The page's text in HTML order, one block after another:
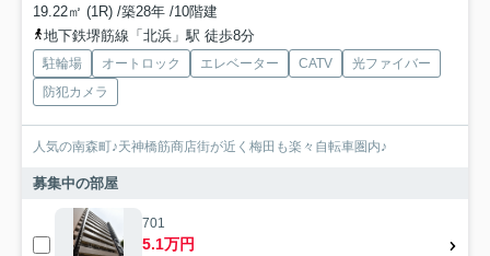
19.22㎡ (1R) /築28年 /10階建
地下鉄堺筋線「北浜」駅 徒歩8分
駐輪場 オートロック エレベーター CATV
光ファイバー
防犯カメラ
人気の南森町♪天神橋筋商店街が近く梅田も楽々自転車圏内♪
募集中の部屋
701
5.1万円